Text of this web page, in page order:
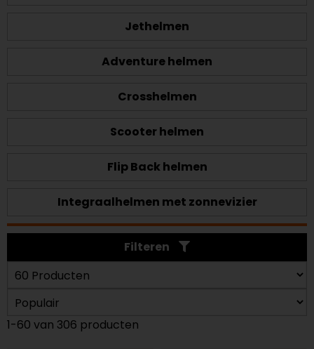
Jethelmen
Adventure helmen
Crosshelmen
Scooter helmen
Flip Back helmen
Integraalhelmen met zonnevizier
Filteren
1-60 van 306 producten